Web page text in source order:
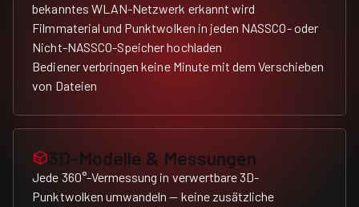
bekanntes WLAN-Netzwerk erkannt wird
Filmmaterial und Punktwolken in jeden NASSCO- oder
Nicht-NASSCO-Speicher hochladen
Bediener verbringen keine Minute mit dem Verschieben
von Dateien
3D-Modelle & Messungen
Jede 360°-Vermessung in verwertbare 3D-
Punktwolken umwandeln — keine zusätzliche